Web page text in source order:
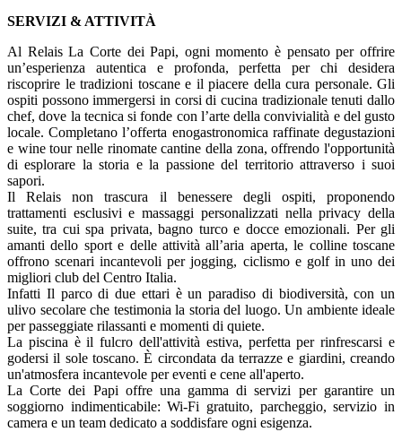
SERVIZI & ATTIVITÀ
Al Relais La Corte dei Papi, ogni momento è pensato per offrire
un’esperienza autentica e profonda, perfetta per chi desidera
riscoprire le tradizioni toscane e il piacere della cura personale. Gli
ospiti possono immergersi in corsi di cucina tradizionale tenuti dallo
chef, dove la tecnica si fonde con l’arte della convivialità e del gusto
locale. Completano l’offerta enogastronomica raffinate degustazioni
e wine tour nelle rinomate cantine della zona, offrendo l'opportunità
di esplorare la storia e la passione del territorio attraverso i suoi
sapori.
Il Relais non trascura il benessere degli ospiti, proponendo
trattamenti esclusivi e massaggi personalizzati nella privacy della
suite, tra cui spa privata, bagno turco e docce emozionali. Per gli
amanti dello sport e delle attività all’aria aperta, le colline toscane
offrono scenari incantevoli per jogging, ciclismo e golf in uno dei
migliori club del Centro Italia.
Infatti Il parco di due ettari è un paradiso di biodiversità, con un
ulivo secolare che testimonia la storia del luogo. Un ambiente ideale
per passeggiate rilassanti e momenti di quiete.
La piscina è il fulcro dell'attività estiva, perfetta per rinfrescarsi e
godersi il sole toscano. È circondata da terrazze e giardini, creando
un'atmosfera incantevole per eventi e cene all'aperto.
La Corte dei Papi offre una gamma di servizi per garantire un
soggiorno indimenticabile: Wi-Fi gratuito, parcheggio, servizio in
camera e un team dedicato a soddisfare ogni esigenza.